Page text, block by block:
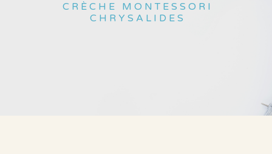
CRÈCHE MONTESSORI
CHRYSALIDES